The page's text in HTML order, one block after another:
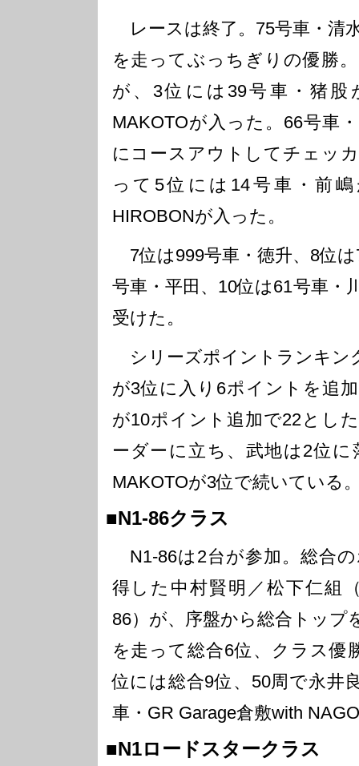
レースは終了。75号車・清
を走ってぶっちぎりの優勝
が、3位には39号車・猪股
MAKOTOが入った。66号車
にコースアウトしてチェッ
って5位には14号車・前
HIROBONが入った。
7位は999号車・徳升、8位
号車・平田、10位は61号車・
受けた。
シリーズポイントランキン
が3位に入り6ポイントを追
が10ポイント追加で22とし
ーダーに立ち、武地は2位
MAKOTOが3位で続いている
■N1-86クラス
N1-86は2台が参加。総合
得した中村賢明／松下仁組
86）が、序盤から総合トップ
を走って総合6位、クラス優
位には総合9位、50周で永井
車・GR Garage倉敷with
■N1ロードスタークラス